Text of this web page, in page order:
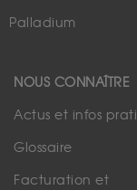
Palladium
NOUS CONNAÎTRE
Actus et infos
Glossaire
Facturation et